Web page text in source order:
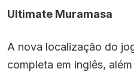
Ultimate Muramasa
A nova localização do
completa em inglês,